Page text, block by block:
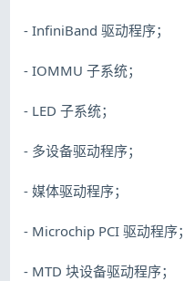
- InfiniBand 驱动程序；
- IOMMU 子系统；
- LED 子系统；
- 多设备驱动程序；
- 媒体驱动程序；
- Microchip PCI 驱动程序；
- MTD 块设备驱动程序；